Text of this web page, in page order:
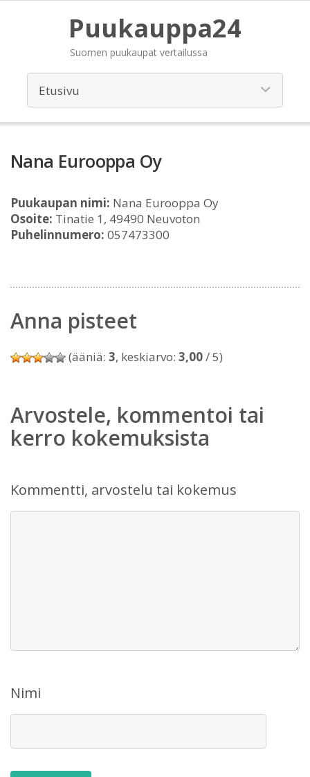
Puukauppa24
Suomen puukaupat vertailussa
Nana Eurooppa Oy
Puukaupan nimi: Nana Eurooppa Oy
Osoite: Tinatie 1, 49490 Neuvoton
Puhelinnumero: 057473300
Anna pisteet
(ääniä: 3, keskiarvo: 3,00/ 5)
Arvostele, kommentoi tai
kerro kokemuksista
Kommentti, arvostelu tai kokemus
Nimi